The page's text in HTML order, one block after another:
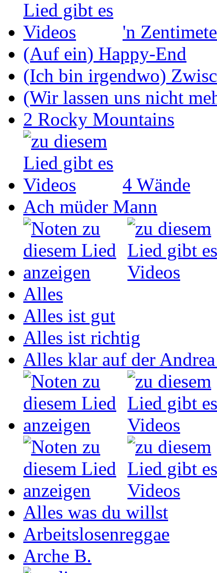
'n
(Auf ein) Happy-End
(Ich bin irgendwo)
(Wir lassen uns nicht
2 Rocky Mountains
4 Wände
Ach müder Mann
Alles
Alles ist gut
Alles ist richtig
Alles klar auf der
Alles was du willst
Arbeitslosenreggae
Arche B.